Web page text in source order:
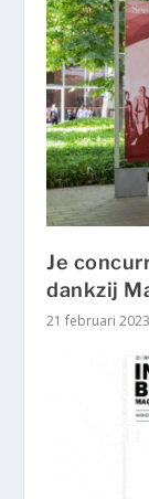
Je
dankzij
21 februari 2023